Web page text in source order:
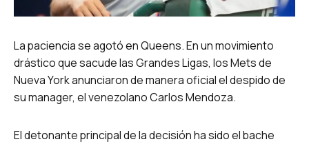
La paciencia se agotó en Queens. En un movimiento
drástico que sacude las Grandes Ligas, los Mets de
Nueva York anunciaron de manera oficial el despido de
su manager, el venezolano Carlos Mendoza.
El detonante principal de la decisión ha sido el bache